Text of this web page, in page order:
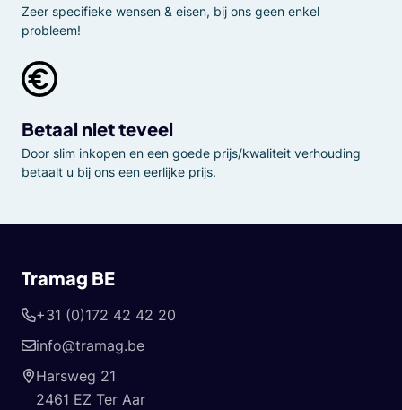
Zeer specifieke wensen & eisen, bij ons geen enkel
probleem!
Betaal niet teveel
Door slim inkopen en een goede prijs/kwaliteit verhouding
betaalt u bij ons een eerlijke prijs.
Tramag BE
+31 (0)172 42 42 20
info@tramag.be
Harsweg 21
2461 EZ Ter Aar